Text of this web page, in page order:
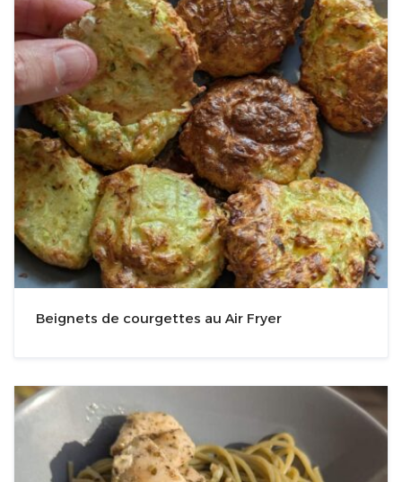
Beignets de courgettes au Air Fryer